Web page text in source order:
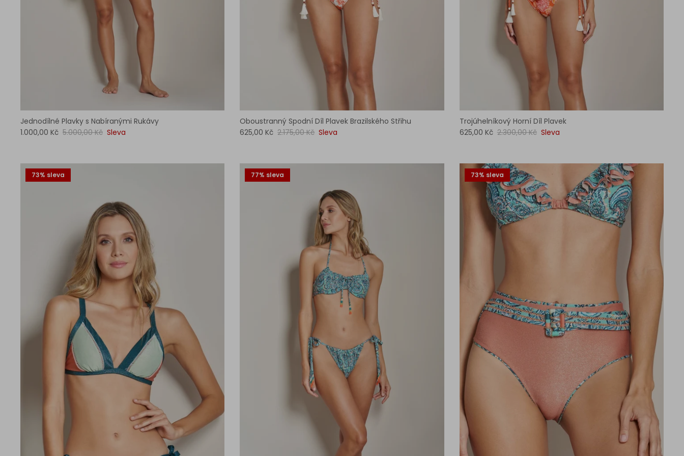
Jednodílné Plavky s Nabíranými Rukávy
1.000,00 Kč 5.000,00 Kč Sleva
Oboustranný Spodní Díl Plavek Brazilského Střihu
625,00 Kč 2.175,00 Kč Sleva
Trojúhelníkový Horní Díl Plavek
625,00 Kč 2.300,00 Kč Sleva
73% sleva 77% sleva 73% sleva